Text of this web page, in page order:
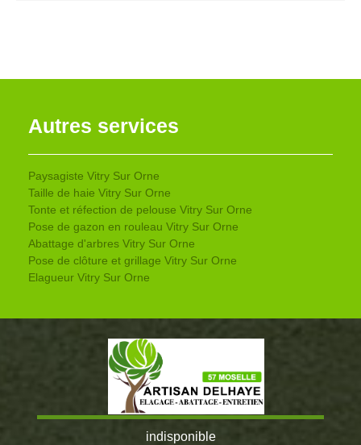
Autres services
Paysagiste Vitry Sur Orne
Taille de haie Vitry Sur Orne
Tonte et réfection de pelouse Vitry Sur Orne
Pose de gazon en rouleau Vitry Sur Orne
Abattage d'arbres Vitry Sur Orne
Pose de clôture et grillage Vitry Sur Orne
Elagueur Vitry Sur Orne
indisponible